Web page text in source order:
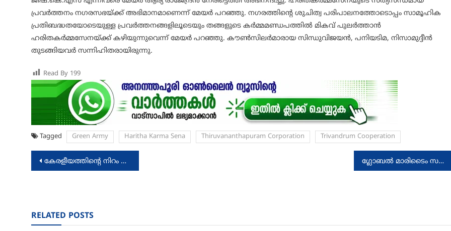
പ്രവര്‍ത്തനം നഗരസഭയ്ക്ക് അഭിമാനമാണെന്ന് മേയര്‍ പറഞ്ഞു. നഗരത്തിന്റെ ശുചിത്വ പരിപാലനത്തോടൊപ്പം സാമൂഹിക
പ്രതിബദ്ധതയോടെയുള്ള പ്രവര്‍ത്തനങ്ങളിലൂടെയും തങ്ങളുടെ കര്‍മ്മമണ്ഡപത്തില്‍ മികവ് പുലര്‍ത്താന്‍
ഹരിതകര്‍മ്മസേനയ്ക്ക് കഴിയുന്നുവെന്ന് മേയര്‍ പറഞ്ഞു. കൗണ്‍സിലര്‍മാരായ സിന്ധുവിജയന്‍, പനിയടിമ, നിസാമുദ്ദീന്‍
തുടങ്ങിയവര്‍ സന്നിഹിതരായിരുന്നു.
Read By 199
Tagged Green Army Haritha Karma Sena Thiruvananthapuram Corporation Trivandrum Cooperation
Post
കേരളീയത്തിന്റെ നിറം പടർത്തി ഡാൻസ് വൈബ്‌സ് ഗ്ലോബൽ മാരിടൈം സമ്മിറ്റ് : ‘സ്പെഷ്യൽ സെഷൻ വിത്ത് കേരള’
RELATED POSTS